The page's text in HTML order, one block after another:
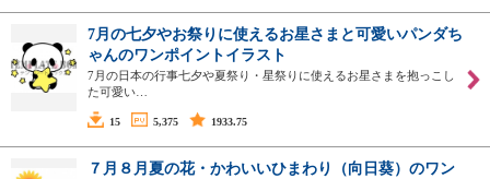
7月の七夕やお祭りに使えるお星さまと可愛いパンダち
ゃんのワンポイントイラスト
7月の日本の行事七夕や夏祭り・星祭りに使えるお星さまを抱っこし
た可愛い…
15 5,375 1933.75
７月８月夏の花・かわいいひまわり（向日葵）のワン